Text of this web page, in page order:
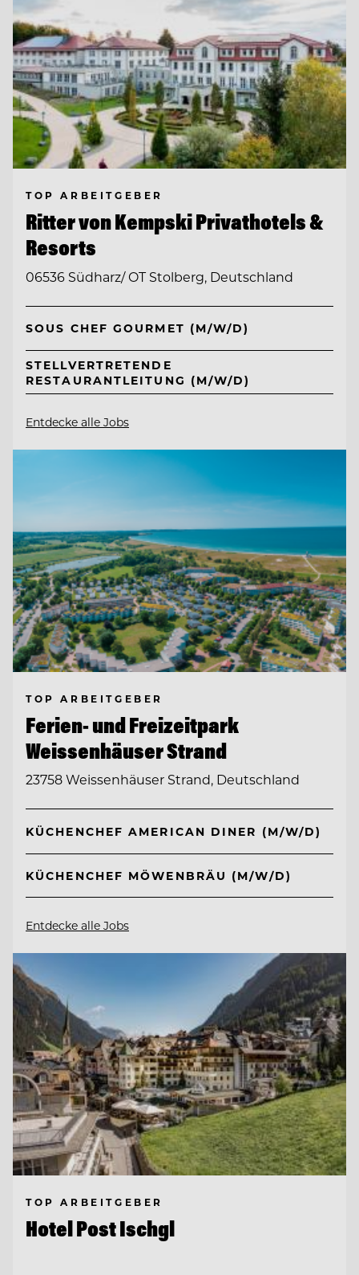
TOP ARBEITGEBER
Ritter von Kempski Privathotels &
Resorts
06536 Südharz/ OT Stolberg, Deutschland
SOUS CHEF GOURMET (M/W/D)
STELLVERTRETENDE
RESTAURANTLEITUNG (M/W/D)
Entdecke alle Jobs
TOP ARBEITGEBER
Ferien- und Freizeitpark
Weissenhäuser Strand
23758 Weissenhäuser Strand, Deutschland
KÜCHENCHEF AMERICAN DINER (M/W/D)
KÜCHENCHEF MÖWENBRÄU (M/W/D)
Entdecke alle Jobs
TOP ARBEITGEBER
Hotel Post Ischgl